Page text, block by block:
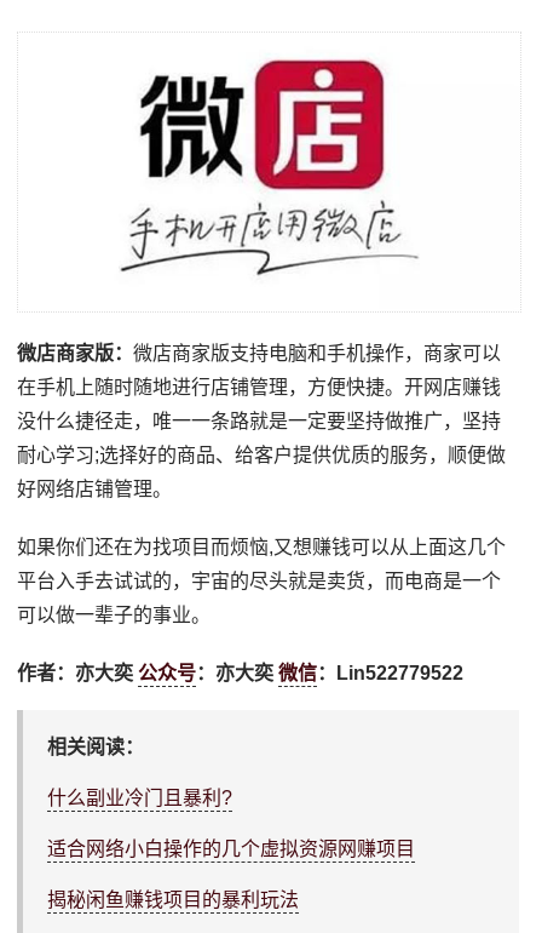
微店商家版：微店商家版支持电脑和手机操作，商家可以
在手机上随时随地进行店铺管理，方便快捷。开网店赚钱
没什么捷径走，唯一一条路就是一定要坚持做推广，坚持
耐心学习;选择好的商品、给客户提供优质的服务，顺便做
好网络店铺管理。
如果你们还在为找项目而烦恼,又想赚钱可以从上面这几个
平台入手去试试的，宇宙的尽头就是卖货，而电商是一个
可以做一辈子的事业。
作者：亦大奕公众号：亦大奕微信：Lin522779522
相关阅读：
什么副业冷门且暴利?
适合网络小白操作的几个虚拟资源网赚项目
揭秘闲鱼赚钱项目的暴利玩法